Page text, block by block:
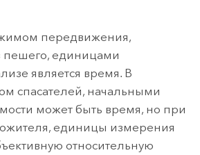
передвижения,
пешего, единицами
является время. В
спасателей, начальными
может быть время, но при
единицы измерения
относительную